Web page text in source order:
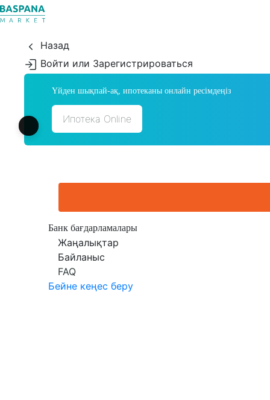
Назад
Войти или Зарегистрироваться
Үйден шықпай-ақ, ипотеканы онлайн ресімдеңіз
Ипотека Online
Банк бағдарламалары
Жаңалықтар
Байланыс
FAQ
Бейне кеңес беру